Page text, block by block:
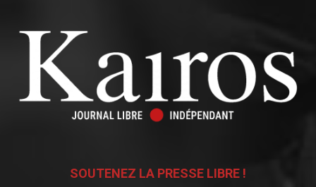
SOUTENEZ LA PRESSE LIBRE !